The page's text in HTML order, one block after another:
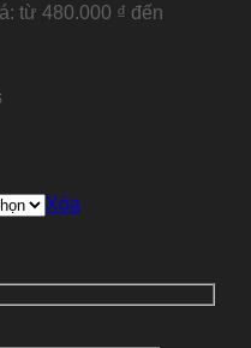
từ 480.000 ₫ đến
Xóa